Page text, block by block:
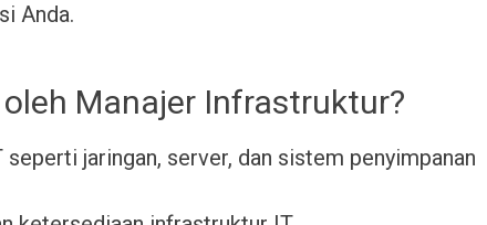
Anda.
Manajer Infrastruktur?
jaringan, server, dan sistem penyimpanan